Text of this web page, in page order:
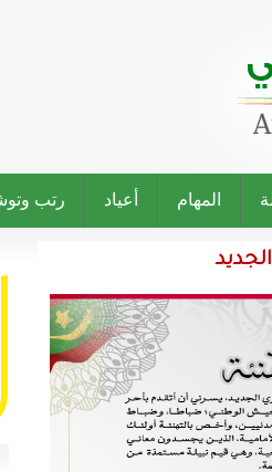
رتب وتوشيحات الاكتتاب
كان الجيش الوطني شاهدا
لمرحلة التأسيس وحاضرا
المستقبل...
كان منذ البداية عينا
الوطن ولسوف يظل على
‏مقالات